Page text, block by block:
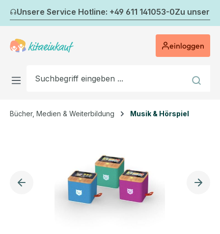
Zum Hauptinhalt springen
Unsere Service Hotline: +49 611 141053-0Zu
einloggen
Bücher, Medien & Weiterbildung Musik & Hörspiel